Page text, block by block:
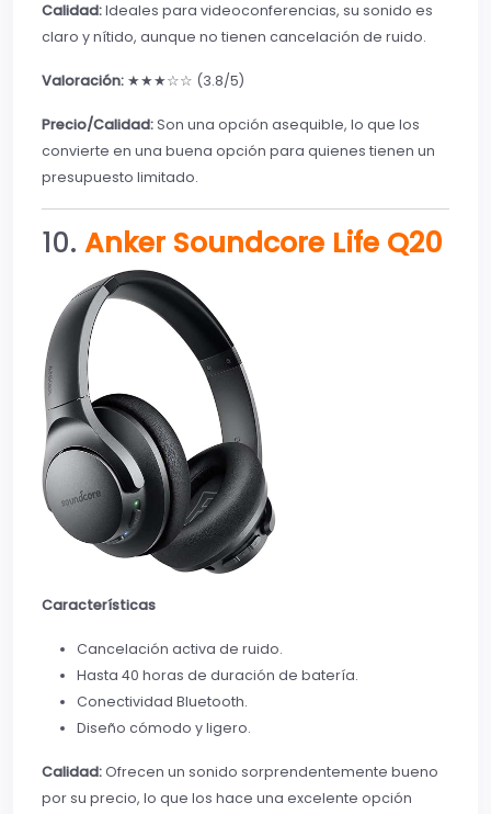
Calidad:Ideales para videoconferencias, su sonido es
claro y nítido, aunque no tienen cancelación de ruido.
Valoración: ★★★☆☆ (3.8/5)
Precio/Calidad:Son una opción asequible, lo que los
convierte en una buena opción para quienes tienen un
presupuesto limitado.
10. Anker Soundcore Life Q20
Características
Cancelación activa de ruido.
Hasta 40 horas de duración de batería.
Conectividad Bluetooth.
Diseño cómodo y ligero.
Calidad:Ofrecen un sonido sorprendentemente bueno
por su precio, lo que los hace una excelente opción